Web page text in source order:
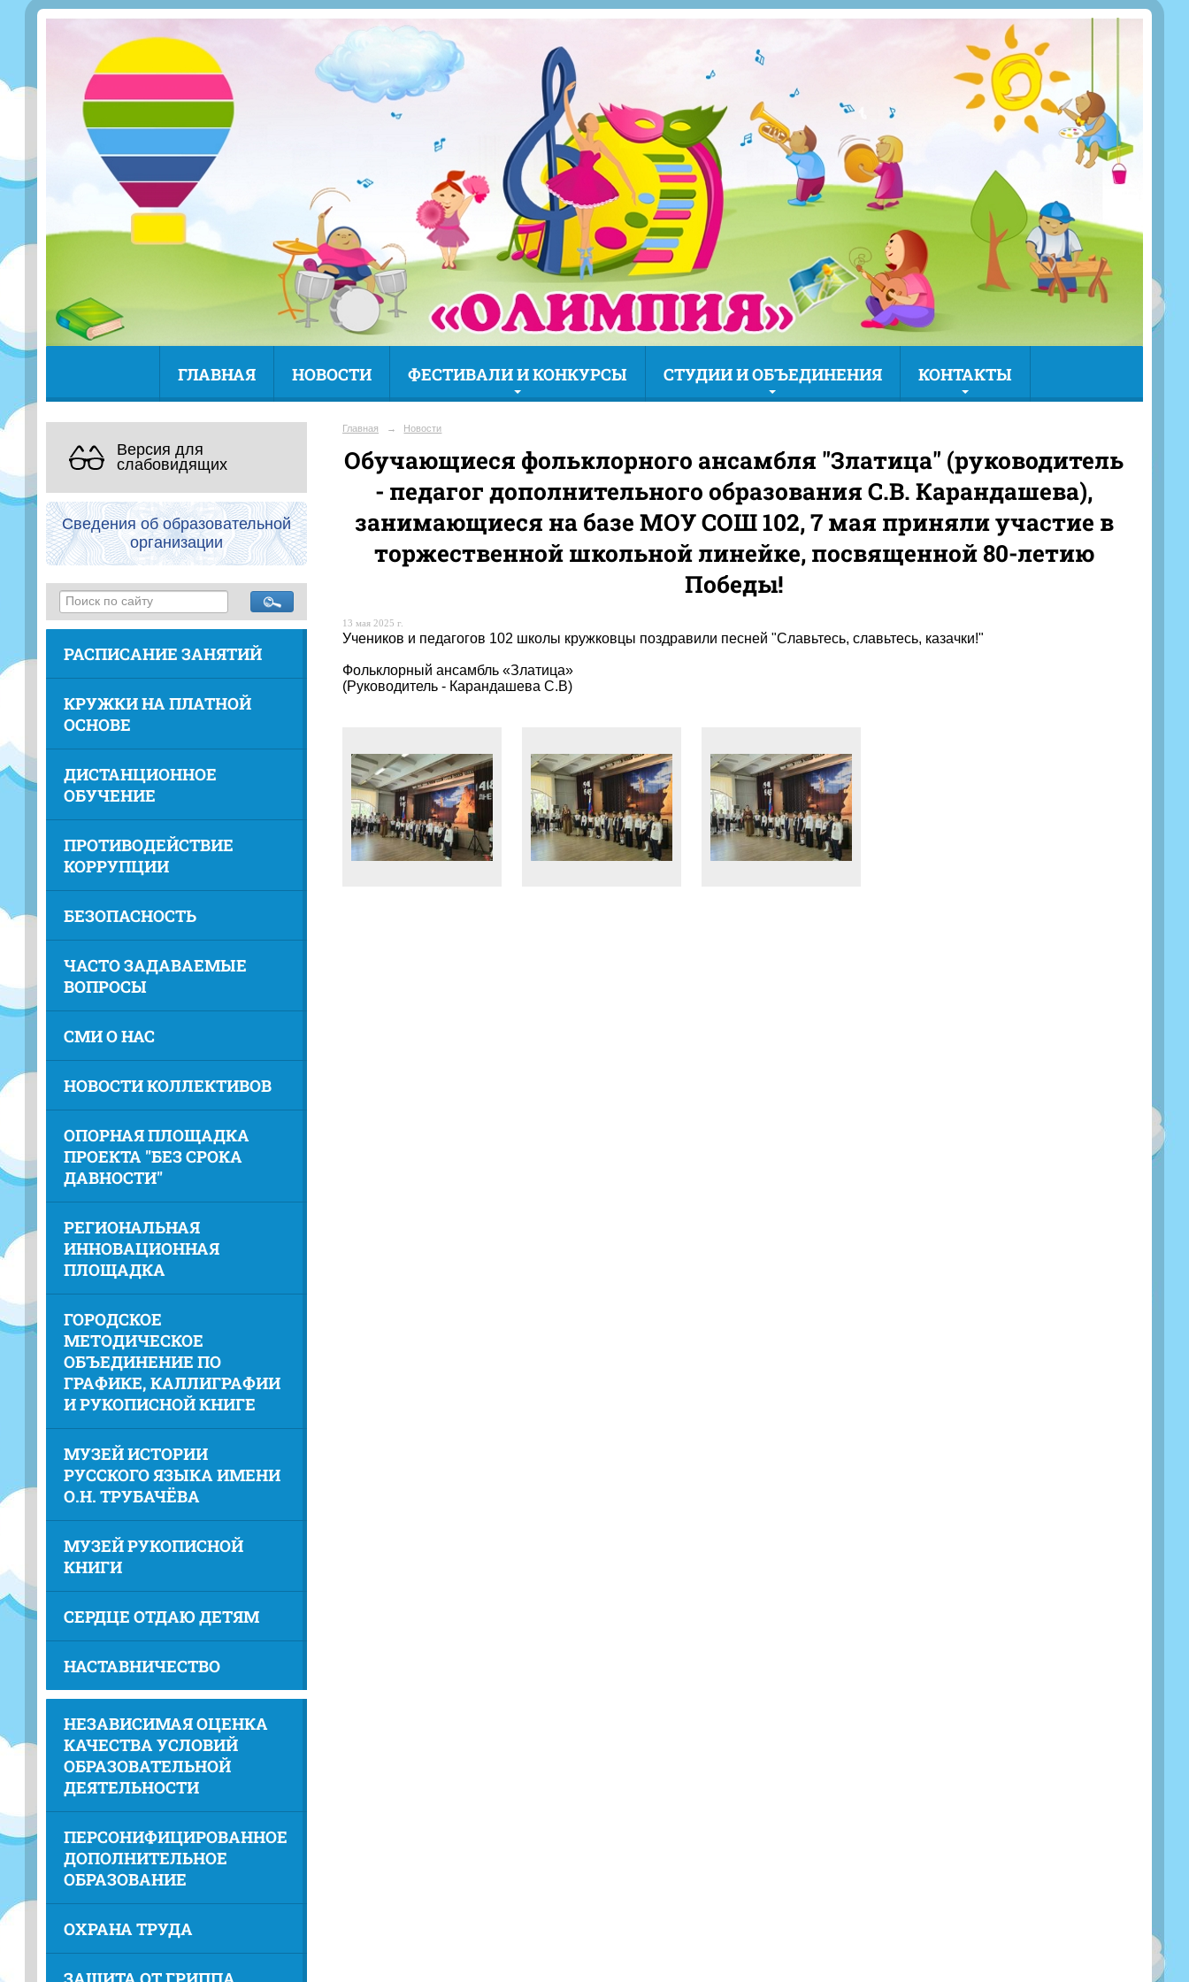
ГЛАВНАЯ НОВОСТИ ФЕСТИВАЛИ И КОНКУРСЫ СТУДИИ И ОБЪЕДИНЕНИЯ КОНТАКТЫ
Версия для
слабовидящих
Сведения об образовательной
организации
РАСПИСАНИЕ ЗАНЯТИЙ
КРУЖКИ НА ПЛАТНОЙ
ОСНОВЕ
ДИСТАНЦИОННОЕ
ОБУЧЕНИЕ
ПРОТИВОДЕЙСТВИЕ
КОРРУПЦИИ
БЕЗОПАСНОСТЬ
ЧАСТО ЗАДАВАЕМЫЕ
ВОПРОСЫ
СМИ О НАС
НОВОСТИ КОЛЛЕКТИВОВ
ОПОРНАЯ ПЛОЩАДКА
ПРОЕКТА "БЕЗ СРОКА
ДАВНОСТИ"
РЕГИОНАЛЬНАЯ
ИННОВАЦИОННАЯ
ПЛОЩАДКА
ГОРОДСКОЕ
МЕТОДИЧЕСКОЕ
ОБЪЕДИНЕНИЕ ПО
ГРАФИКЕ, КАЛЛИГРАФИИ
И РУКОПИСНОЙ КНИГЕ
МУЗЕЙ ИСТОРИИ
РУССКОГО ЯЗЫКА ИМЕНИ
О.Н. ТРУБАЧЁВА
МУЗЕЙ РУКОПИСНОЙ
КНИГИ
СЕРДЦЕ ОТДАЮ ДЕТЯМ
НАСТАВНИЧЕСТВО
НЕЗАВИСИМАЯ ОЦЕНКА
КАЧЕСТВА УСЛОВИЙ
ОБРАЗОВАТЕЛЬНОЙ
ДЕЯТЕЛЬНОСТИ
ПЕРСОНИФИЦИРОВАННОЕ
ДОПОЛНИТЕЛЬНОЕ
ОБРАЗОВАНИЕ
ОХРАНА ТРУДА
Главная → Новости
Обучающиеся фольклорного ансамбля "Златица" (руководитель
- педагог дополнительного образования С.В. Карандашева),
занимающиеся на базе МОУ СОШ 102, 7 мая приняли участие в
торжественной школьной линейке, посвященной 80-летию
Победы!
13 мая 2025 г.
Учеников и педагогов 102 школы кружковцы поздравили песней "Славьтесь, славьтесь, казачки!"
Фольклорный ансамбль «Златица»
(Руководитель - Карандашева С.В)